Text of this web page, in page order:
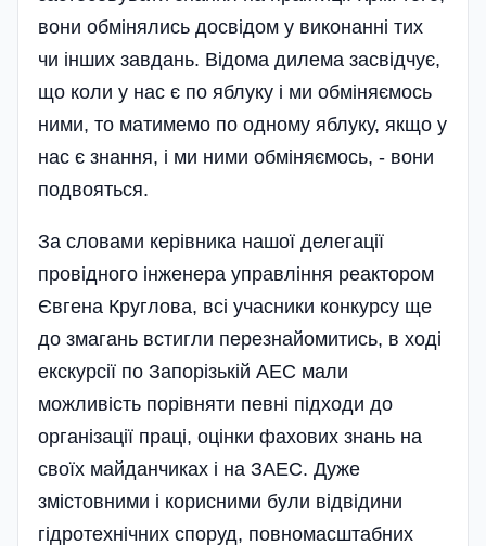
вони обмінялись досвідом у виконанні тих
чи інших завдань. Відома дилема засвідчує,
що коли у нас є по яблуку і ми обміняємось
ними, то матимемо по одному яблуку, якщо у
нас є знання, і ми ними обміняємось, - вони
подвояться.
За словами керівника нашої делегації
провідного інженера управління реактором
Євгена Круглова, всі учасники конкурсу ще
до змагань встигли перезнайомитись, в ході
екскурсії по Запорізькій АЕС мали
можливість порівняти певні підходи до
організації праці, оцінки фахових знань на
своїх майданчиках і на ЗАЕС. Дуже
змістовними і корисними були відвідини
гідротехнічних споруд, повномасштабних